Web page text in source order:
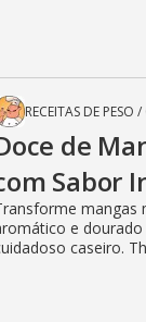
RECEITAS DE PESO /
de
Sabor
mangas
e
caseiro.